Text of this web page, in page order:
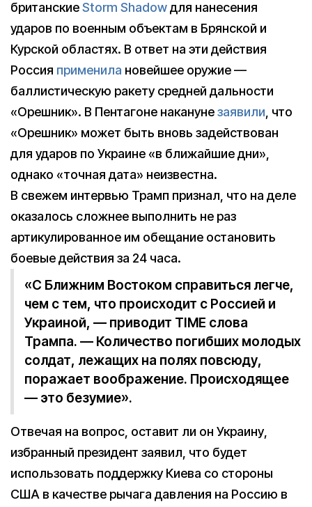
британскиеStorm Shadowдля нанесения
ударов по военным объектам в Брянской и
Курской областях. В ответ на эти действия
Россия применила новейшее оружие —
баллистическую ракету средней дальности
«Орешник». В Пентагоне наканунезаявили, что
«Орешник» может быть вновь задействован
для ударов по Украине «в ближайшие дни»,
однако «точная дата» неизвестна.
В свежем интервью Трамп признал, что на деле
оказалось сложнее выполнить не раз
артикулированное им обещание остановить
боевые действия за 24 часа.
«С Ближним Востоком справиться легче,
чем с тем, что происходит с Россией и
Украиной, — приводит TIME слова
Трампа. — Количество погибших молодых
солдат, лежащих на полях повсюду,
поражает воображение. Происходящее
— это безумие».
Отвечая на вопрос, оставит ли он Украину,
избранный президент заявил, что будет
использовать поддержку Киева со стороны
США в качестве рычага давления на Россию в